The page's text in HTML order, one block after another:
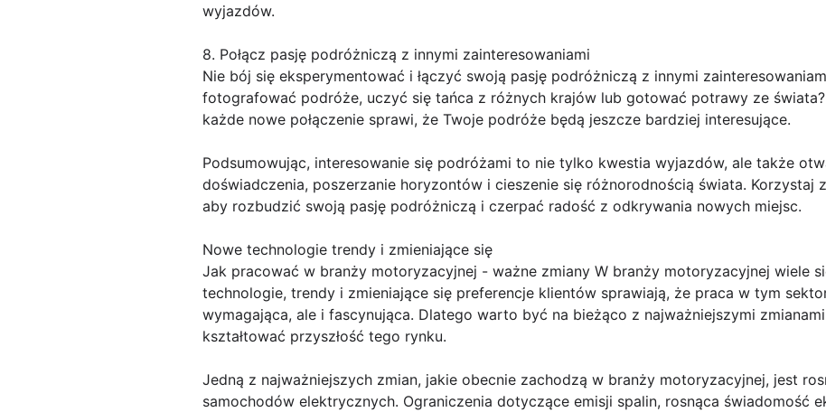
wyjazdów.
8. Połącz pasję podróżniczą z innymi zainteresowaniami
Nie bój się eksperymentować i łączyć swoją pasję podróżniczą z innymi
fotografować podróże, uczyć się tańca z różnych krajów lub gotować potrawy ze
każde nowe połączenie sprawi, że Twoje podróże będą jeszcze bardziej interesujące.
Podsumowując, interesowanie się podróżami to nie tylko kwestia wyjazdów, ale także
doświadczenia, poszerzanie horyzontów i cieszenie się różnorodnością świata. Korzystaj
aby rozbudzić swoją pasję podróżniczą i czerpać radość z odkrywania nowych miejsc.
Nowe technologie trendy i zmieniające się
Jak pracować w branży motoryzacyjnej - ważne zmiany W branży motoryzacyjnej wiele
technologie, trendy i zmieniające się preferencje klientów sprawiają, że praca w tym
wymagająca, ale i fascynująca. Dlatego warto być na bieżąco z najważniejszymi
kształtować przyszłość tego rynku.
Jedną z najważniejszych zmian, jakie obecnie zachodzą w branży motoryzacyjnej, jest
samochodów elektrycznych. Ograniczenia dotyczące emisji spalin, rosnąca świadomość